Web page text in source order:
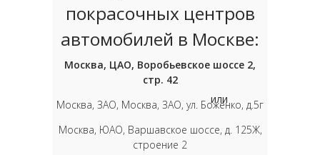
покрасочных центров
автомобилей в Москве:
Москва, ЦАО, Воробьевское шоссе 2,
стр. 42
Москва, ЗАО, Москва, ЗАО, ул. Боженко, д.5г
Москва, ЮАО, Варшавское шоссе, д. 125Ж,
строение 2
или